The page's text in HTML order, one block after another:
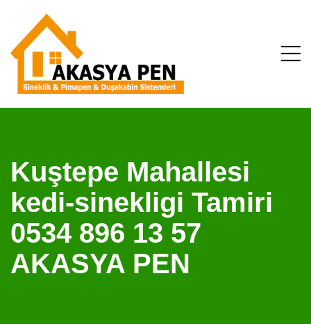
Kuştepe Mahallesi
kedi-sinekligi Tamiri
0534 896 13 57
AKASYA PEN